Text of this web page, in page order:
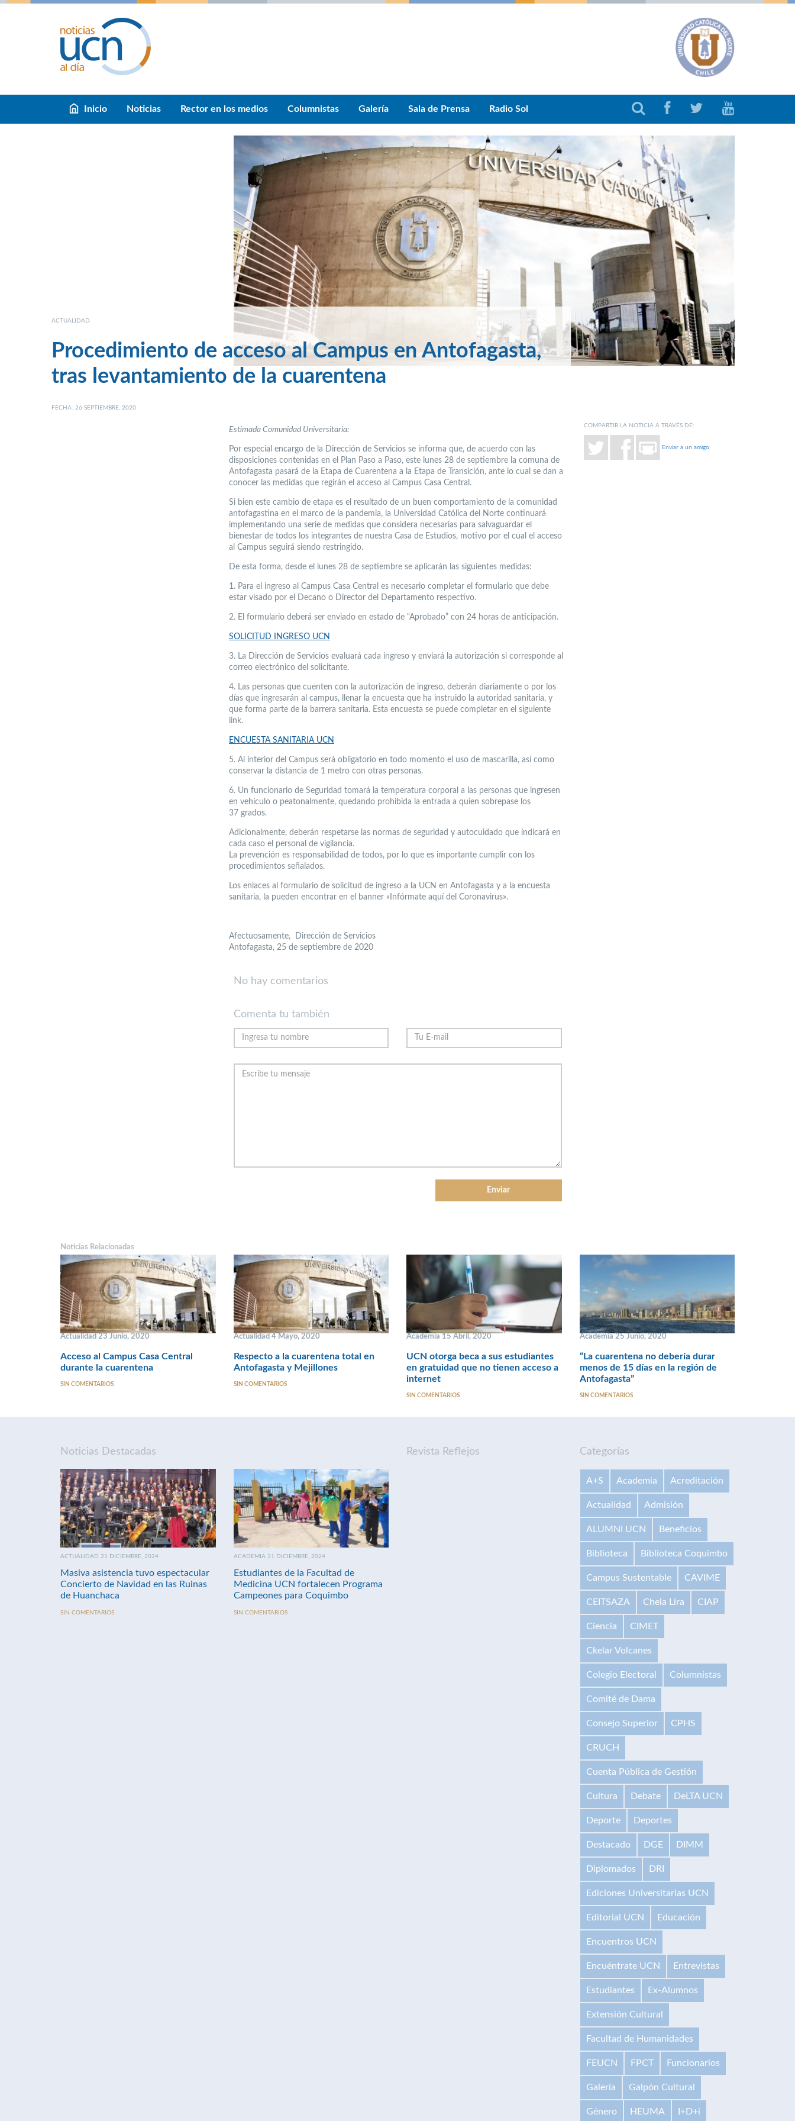
Inicio Noticias Rector en los medios Columnistas Galería Sala de Prensa Radio Sol
ACTUALIDAD
Procedimiento de acceso al Campus en Antofagasta,
tras levantamiento de la cuarentena
FECHA: 26 SEPTIEMBRE, 2020
Estimada Comunidad Universitaria:
Por especial encargo de la Dirección de Servicios se informa que, de acuerdo con las
disposiciones contenidas en el Plan Paso a Paso, este lunes 28 de septiembre la comuna de
Antofagasta pasará de la Etapa de Cuarentena a la Etapa de Transición, ante lo cual se dan a
conocer las medidas que regirán el acceso al Campus Casa Central.
Si bien este cambio de etapa es el resultado de un buen comportamiento de la comunidad
antofagastina en el marco de la pandemia, la Universidad Católica del Norte continuará
implementando una serie de medidas que considera necesarias para salvaguardar el
bienestar de todos los integrantes de nuestra Casa de Estudios, motivo por el cual el acceso
al Campus seguirá siendo restringido.
De esta forma, desde el lunes 28 de septiembre se aplicarán las siguientes medidas:
1. Para el ingreso al Campus Casa Central es necesario completar el formulario que debe
estar visado por el Decano o Director del Departamento respectivo.
2. El formulario deberá ser enviado en estado de “Aprobado” con 24 horas de anticipación.
SOLICITUD INGRESO UCN
3. La Dirección de Servicios evaluará cada ingreso y enviará la autorización si corresponde al
correo electrónico del solicitante.
4. Las personas que cuenten con la autorización de ingreso, deberán diariamente o por los
días que ingresarán al campus, llenar la encuesta que ha instruido la autoridad sanitaria, y
que forma parte de la barrera sanitaria. Esta encuesta se puede completar en el siguiente
link.
ENCUESTA SANITARIA UCN
5. Al interior del Campus será obligatorio en todo momento el uso de mascarilla, así como
conservar la distancia de 1 metro con otras personas.
6. Un funcionario de Seguridad tomará la temperatura corporal a las personas que ingresen
en vehículo o peatonalmente, quedando prohibida la entrada a quien sobrepase los
37 grados.
Adicionalmente, deberán respetarse las normas de seguridad y autocuidado que indicará en
cada caso el personal de vigilancia.
La prevención es responsabilidad de todos, por lo que es importante cumplir con los
procedimientos señalados.
Los enlaces al formulario de solicitud de ingreso a la UCN en Antofagasta y a la encuesta
sanitaria, la pueden encontrar en el banner «Infórmate aquí del Coronavirus».
Afectuosamente, Dirección de Servicios
Antofagasta, 25 de septiembre de 2020
COMPARTIR LA NOTICIA A TRAVÉS DE:
Enviar a un amigo
No hay comentarios
Comenta tu también
Noticias Relacionadas
Actualidad 23 Junio, 2020
Acceso al Campus Casa Central
durante la cuarentena
SIN COMENTARIOS
Actualidad 4 Mayo, 2020
Respecto a la cuarentena total en
Antofagasta y Mejillones
SIN COMENTARIOS
Academia 15 Abril, 2020
UCN otorga beca a sus estudiantes
en gratuidad que no tienen acceso a
internet
SIN COMENTARIOS
Academia 25 Junio, 2020
“La cuarentena no debería durar
menos de 15 días en la región de
Antofagasta”
SIN COMENTARIOS
Noticias Destacadas
ACTUALIDAD 21 DICIEMBRE, 2024
Masiva asistencia tuvo espectacular
Concierto de Navidad en las Ruinas
de Huanchaca
SIN COMENTARIOS
ACADEMIA 21 DICIEMBRE, 2024
Estudiantes de la Facultad de
Medicina UCN fortalecen Programa
Campeones para Coquimbo
SIN COMENTARIOS
Revista Reflejos Categorías
A+S Academia Acreditación
Actualidad Admisión
ALUMNI UCN Beneficios
Biblioteca Biblioteca Coquimbo
Campus Sustentable CAVIME
CEITSAZA Chela Lira CIAP
Ciencia CIMET
Ckelar Volcanes
Colegio Electoral Columnistas
Comité de Dama
Consejo Superior CPHS
CRUCH
Cuenta Pública de Gestión
Cultura Debate DeLTA UCN
Deporte Deportes
Destacado DGE DIMM
Diplomados DRI
Ediciones Universitarias UCN
Editorial UCN Educación
Encuentros UCN
Encuéntrate UCN Entrevistas
Estudiantes Ex-Alumnos
Extensión Cultural
Facultad de Humanidades
FEUCN FPCT Funcionarios
Galería Galpón Cultural
Género HEUMA I+D+i